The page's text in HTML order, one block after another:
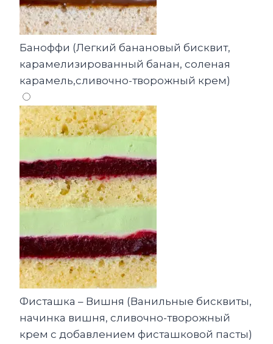
Баноффи (Легкий банановый бисквит,
карамелизированный банан, соленая
карамель,сливочно-творожный крем)
Фисташка – Вишня (Ванильные бисквиты,
начинка вишня, сливочно-творожный
крем с добавлением фисташковой пасты)